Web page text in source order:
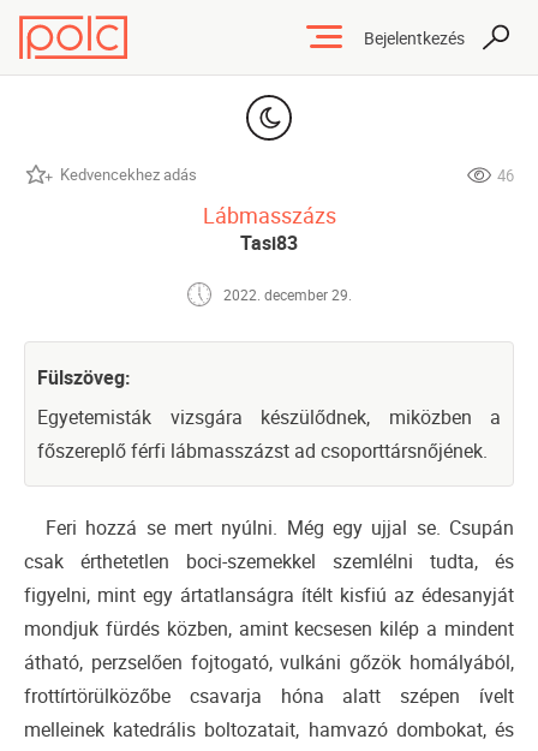
Bejelentkezés
Kedvencekhez adás 46
Lábmasszázs
Tasi83
2022. december 29.
Fülszöveg:
Egyetemisták vizsgára készülődnek, miközben a
főszereplő férfi lábmasszázst ad csoporttársnőjének.
Feri hozzá se mert nyúlni. Még egy ujjal se. Csupán
csak érthetetlen boci-szemekkel szemlélni tudta, és
figyelni, mint egy ártatlanságra ítélt kisfiú az édesanyját
mondjuk fürdés közben, amint kecsesen kilép a mindent
átható, perzselően fojtogató, vulkáni gőzök homályából,
frottírtörülközőbe csavarja hóna alatt szépen ívelt
melleinek katedrális boltozatait, hamvazó dombokat, és